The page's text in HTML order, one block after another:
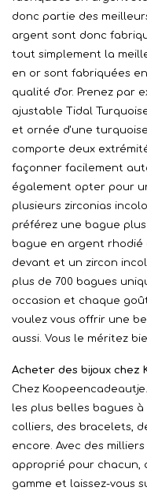
donc partie des
argent sont donc
tout simplement la
en or sont fabriquées
qualité d'or. Prenez par
ajustable Tidal
et ornée d'une
comporte deux
façonner facilement
également opter pour
plusieurs zirconias
préférez une bague
bague en argent rhodié
devant et un zircon
plus de 700 bagues
occasion et chaque
voulez vous offrir une
aussi. Vous le méritez
Acheter des bijoux chez
Chez
les plus belles bagues à
colliers, des bracelets,
encore. Avec des
approprié pour
gamme et laissez-vous